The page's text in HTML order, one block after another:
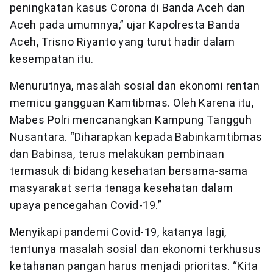
peningkatan kasus Corona di Banda Aceh dan
Aceh pada umumnya,” ujar Kapolresta Banda
Aceh, Trisno Riyanto yang turut hadir dalam
kesempatan itu.
Menurutnya, masalah sosial dan ekonomi rentan
memicu gangguan Kamtibmas. Oleh Karena itu,
Mabes Polri mencanangkan Kampung Tangguh
Nusantara. “Diharapkan kepada Babinkamtibmas
dan Babinsa, terus melakukan pembinaan
termasuk di bidang kesehatan bersama-sama
masyarakat serta tenaga kesehatan dalam
upaya pencegahan Covid-19.”
Menyikapi pandemi Covid-19, katanya lagi,
tentunya masalah sosial dan ekonomi terkhusus
ketahanan pangan harus menjadi prioritas. “Kita